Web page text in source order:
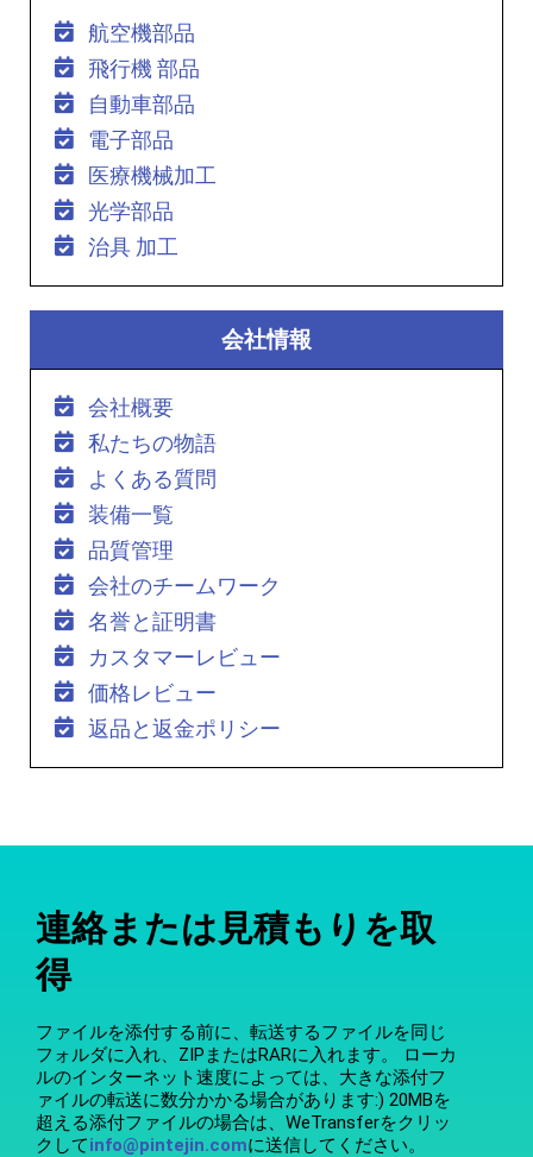
航空機部品
飛行機 部品
自動車部品
電子部品
医療機械加工
光学部品
治具 加工
会社情報
会社概要
私たちの物語
よくある質問
装備一覧
品質管理
会社のチームワーク
名誉と証明書
カスタマーレビュー
価格レビュー
返品と返金ポリシー
連絡または見積もりを取
得
ファイルを添付する前に、転送するファイルを同じ
フォルダに入れ、ZIPまたはRARに入れます。 ローカ
ルのインターネット速度によっては、大きな添付フ
ァイルの転送に数分かかる場合があります:) 20MBを
超える添付ファイルの場合は、WeTransferをクリッ
クしてinfo@pintejin.comに送信してください。